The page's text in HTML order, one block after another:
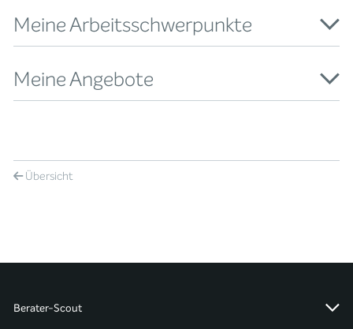
Meine Arbeitsschwerpunkte
Meine Angebote
Übersicht
Berater-Scout